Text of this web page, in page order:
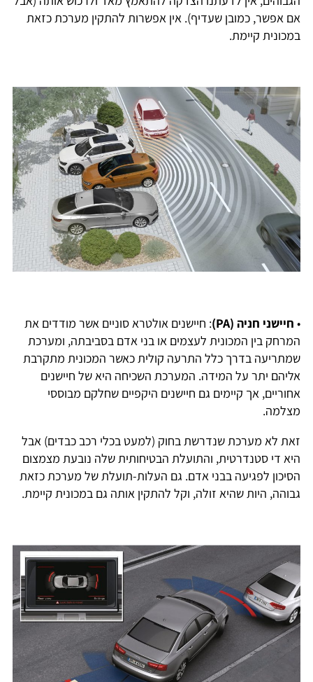
אם אפשר, כמובן שעדיף). אין אפשרות להתקין מערכת כזאת
במכונית קיימת.
• חיישני חניה (PA)
: חיישנים אולטרא סוניים אשר מודדים את
המרחק בין המכונית לעצמים או בני אדם בסביבתה, ומערכת
שמתריעה בדרך כלל התרעה קולית כאשר המכונית מתקרבת
אליהם יתר על המידה. המערכת השכיחה היא של חיישנים
אחוריים, אך קיימים גם חיישנים היקפיים שחלקם מבוססי
מצלמה.
זאת לא מערכת שנדרשת בחוק (למעט בכלי רכב כבדים) אבל
היא די סטנדרטית, והתועלת הבטיחותית שלה נובעת מצמצום
הסיכון לפגיעה בבני אדם. גם העלות-תועלת של מערכת כזאת
גבוהה, היות שהיא זולה, וקל להתקין אותה גם במכונית קיימת.